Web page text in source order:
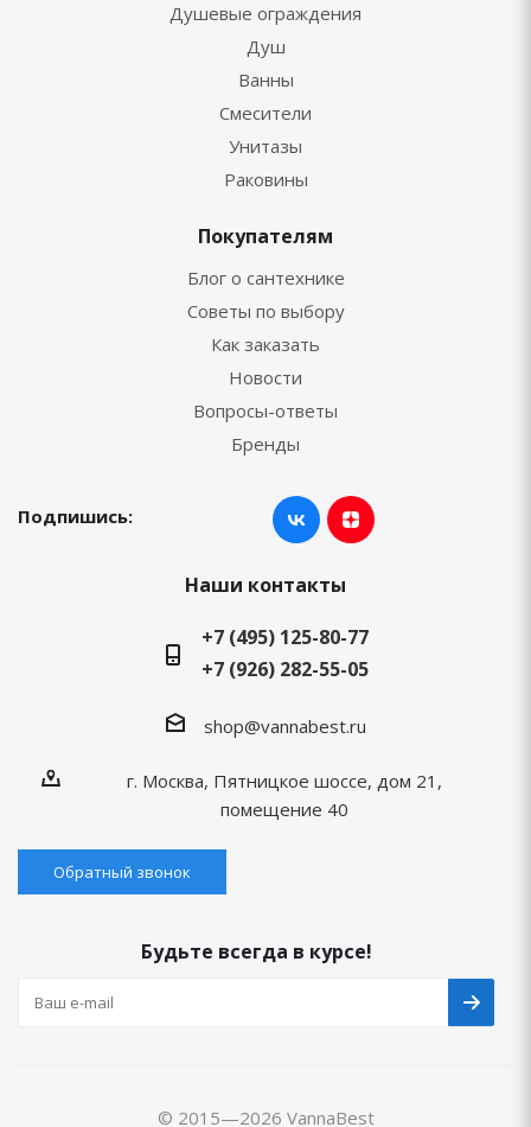
Душевые ограждения
Душ
Ванны
Смесители
Унитазы
Раковины
Покупателям
Блог о сантехнике
Советы по выбору
Как заказать
Новости
Вопросы-ответы
Бренды
Подпишись:
Наши контакты
+7 (495) 125-80-77
+7 (926) 282-55-05
shop@vannabest.ru
г. Москва, Пятницкое шоссе, дом 21,
помещение 40
Обратный звонок
Будьте всегда в курсе!
© 2015—2026 VannaBest